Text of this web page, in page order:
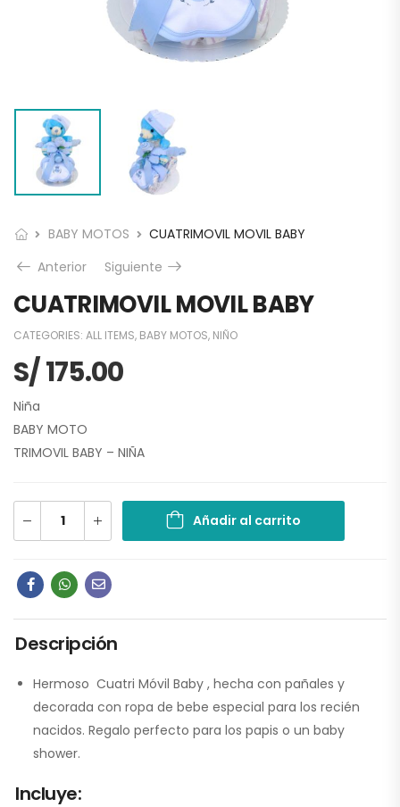
BABY MOTOS
CUATRIMOVIL MOVIL BABY
Anterior
Siguiente
CUATRIMOVIL MOVIL BABY
CATEGORIES: ALL ITEMS, BABY MOTOS, NIÑO
S/175.00
Niña
BABY MOTO
TRIMOVIL BABY – NIÑA
Añadir al carrito
Descripción
Hermoso Cuatri Móvil Baby , hecha con pañales y
decorada con ropa de bebe especial para los recién
nacidos. Regalo perfecto para los papis o un baby
shower.
Incluye: